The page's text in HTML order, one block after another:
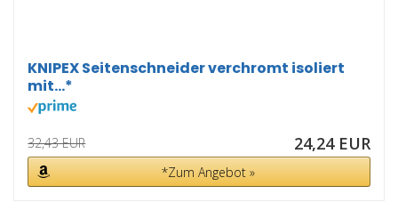
KNIPEX Seitenschneider verchromt isoliert
mit...*
32,43 EUR 24,24 EUR
*Zum Angebot »